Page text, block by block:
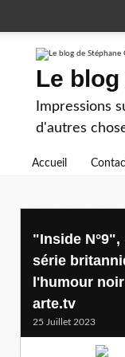
Le
Impressions
d'autres
Accueil
surnaturel
"Inside N°9",
série
l'humour
arte.tv
25 Juillet 2023